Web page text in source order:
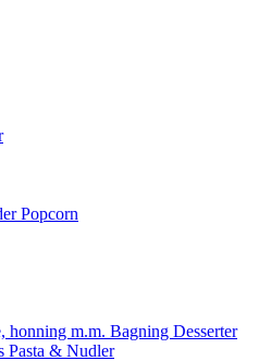
Popcorn
honning m.m. Bagning Desserter
Pasta & Nudler